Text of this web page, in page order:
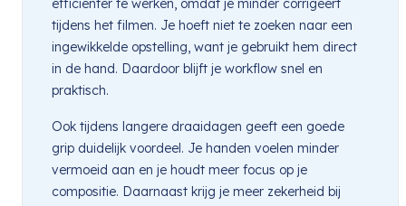
efficiënter te werken, omdat je minder corrigeert
tijdens het filmen. Je hoeft niet te zoeken naar een
ingewikkelde opstelling, want je gebruikt hem direct
in de hand. Daardoor blijft je workflow snel en
praktisch.
Ook tijdens langere draaidagen geeft een goede
grip duidelijk voordeel. Je handen voelen minder
vermoeid aan en je houdt meer focus op je
compositie. Daarnaast krijg je meer zekerheid bij